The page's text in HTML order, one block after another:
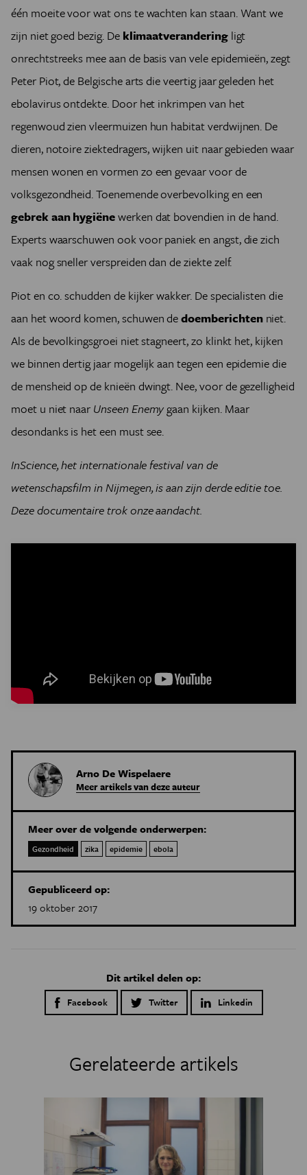
één moeite voor wat ons te wachten kan staan. Want we
zijn niet goed bezig. De klimaatveranderingligt
onrechtstreeks mee aan de basis van vele epidemieën, zegt
Peter Piot, de Belgische arts die veertig jaar geleden het
ebolavirus ontdekte. Door het inkrimpen van het
regenwoud zien vleermuizen hun habitat verdwijnen. De
dieren, notoire ziektedragers, wijken uit naar gebieden waar
mensen wonen en vormen zo een gevaar voor de
volksgezondheid. Toenemende overbevolking en een
gebrek aan hygiënewerken dat bovendien in de hand.
Experts waarschuwen ook voor paniek en angst, die zich
vaak nog sneller verspreiden dan de ziekte zelf.
Piot en co. schudden de kijker wakker. De specialisten die
aan het woord komen, schuwen dedoemberichtenniet.
Als de bevolkingsgroei niet stagneert, zo klinkt het, kijken
we binnen dertig jaar mogelijk aan tegen een epidemie die
de mensheid op de knieën dwingt. Nee, voor de gezelligheid
moet u niet naar Unseen Enemy gaan kijken. Maar
desondanks is het een must see.
InScience, het internationale festival van de
wetenschapsfilm in Nijmegen, is aan zijn derde editie toe.
Deze documentaire trok onze aandacht.
Arno De Wispelaere
Meer artikels van deze auteur
Meer over de volgende onderwerpen:
Gezondheid zika epidemie ebola
Gepubliceerd op:
19 oktober 2017
Dit artikel delen op:
Facebook Twitter Linkedin
Gerelateerde artikels